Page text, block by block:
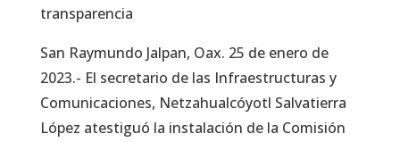
transparencia
San Raymundo Jalpan, Oax. 25 de enero de
2023.- El secretario de las Infraestructuras y
Comunicaciones, Netzahualcóyotl Salvatierra
López atestiguó la instalación de la Comisión